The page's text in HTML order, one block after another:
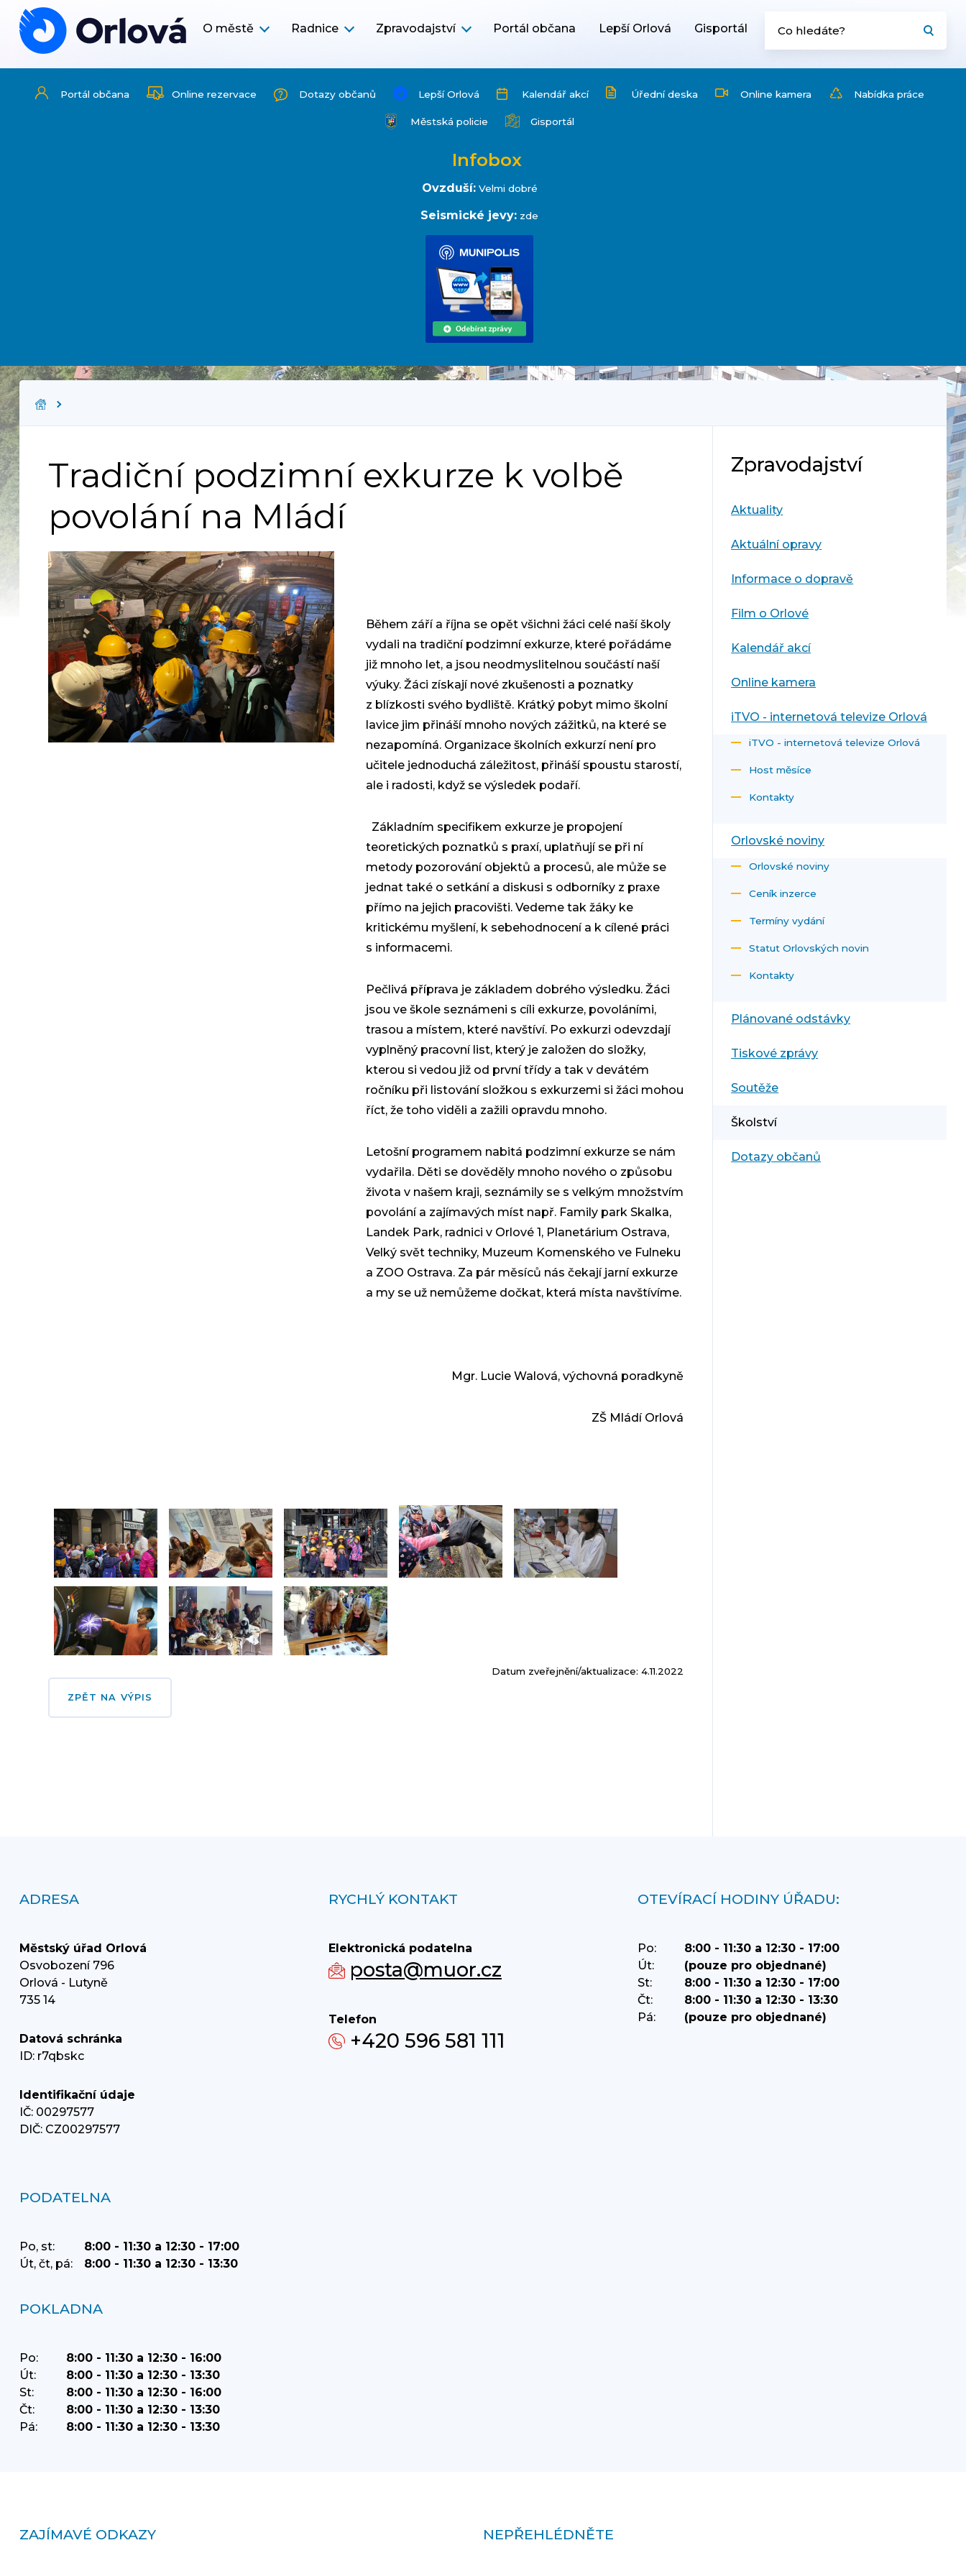
O městě Radnice Zpravodajství Portál občana Lepší Orlová Gisportál
Portál občana Online rezervace Dotazy občanů Lepší Orlová Kalendář akcí Úřední deska Online kamera Nabídka práce
Městská policie Gisportál
Infobox
Ovzduší: Velmi dobré
Seismické jevy: zde
Tradiční podzimní exkurze k volbě
povolání na Mládí
Během září a října se opět všichni žáci celé naší školy
vydali na tradiční podzimní exkurze, které pořádáme
již mnoho let, a jsou neodmyslitelnou součástí naší
výuky. Žáci získají nové zkušenosti a poznatky
z blízkosti svého bydliště. Krátký pobyt mimo školní
lavice jim přináší mnoho nových zážitků, na které se
nezapomíná. Organizace školních exkurzí není pro
učitele jednoduchá záležitost, přináší spoustu starostí,
ale i radosti, když se výsledek podaří.
Základním specifikem exkurze je propojení
teoretických poznatků s praxí, uplatňují se při ní
metody pozorování objektů a procesů, ale může se
jednat také o setkání a diskusi s odborníky z praxe
přímo na jejich pracovišti. Vedeme tak žáky ke
kritickému myšlení, k sebehodnocení a k cílené práci
s informacemi.
Pečlivá příprava je základem dobrého výsledku. Žáci
jsou ve škole seznámeni s cíli exkurze, povoláními,
trasou a místem, které navštíví. Po exkurzi odevzdají
vyplněný pracovní list, který je založen do složky,
kterou si vedou již od první třídy a tak v devátém
ročníku při listování složkou s exkurzemi si žáci mohou
říct, že toho viděli a zažili opravdu mnoho.
Letošní programem nabitá podzimní exkurze se nám
vydařila. Děti se dověděly mnoho nového o způsobu
života v našem kraji, seznámily se s velkým množstvím
povolání a zajímavých míst např. Family park Skalka,
Landek Park, radnici v Orlové 1, Planetárium Ostrava,
Velký svět techniky, Muzeum Komenského ve Fulneku
a ZOO Ostrava. Za pár měsíců nás čekají jarní exkurze
a my se už nemůžeme dočkat, která místa navštívíme.
Mgr. Lucie Walová, výchovná poradkyně
ZŠ Mládí Orlová
Datum zveřejnění/aktualizace: 4.11.2022
ZPĚT NA VÝPIS
Zpravodajství
Aktuality
Aktuální opravy
Informace o dopravě
Film o Orlové
Kalendář akcí
Online kamera
iTVO - internetová televize Orlová
iTVO - internetová televize Orlová
Host měsíce
Kontakty
Orlovské noviny
Orlovské noviny
Ceník inzerce
Termíny vydání
Statut Orlovských novin
Kontakty
Plánované odstávky
Tiskové zprávy
Soutěže
Školství
Dotazy občanů
ADRESA
Městský úřad Orlová
Osvobození 796
Orlová - Lutyně
735 14
Datová schránka
ID: r7qbskc
Identifikační údaje
IČ: 00297577
DIČ: CZ00297577
RYCHLÝ KONTAKT
Elektronická podatelna
posta@muor.cz
Telefon
+420 596 581 111
OTEVÍRACÍ HODINY ÚŘADU:
Po:
8:00 - 11:30 a 12:30 - 17:00
Út:
(pouze pro objednané)
St:
8:00 - 11:30 a 12:30 - 17:00
Čt:
8:00 - 11:30 a 12:30 - 13:30
Pá:
(pouze pro objednané)
PODATELNA
Po, st:
8:00 - 11:30 a 12:30 - 17:00
Út, čt, pá:
8:00 - 11:30 a 12:30 - 13:30
POKLADNA
Po:
8:00 - 11:30 a 12:30 - 16:00
Út:
8:00 - 11:30 a 12:30 - 13:30
St:
8:00 - 11:30 a 12:30 - 16:00
Čt:
8:00 - 11:30 a 12:30 - 13:30
Pá:
8:00 - 11:30 a 12:30 - 13:30
ZAJÍMAVÉ ODKAZY NEPŘEHLÉDNĚTE